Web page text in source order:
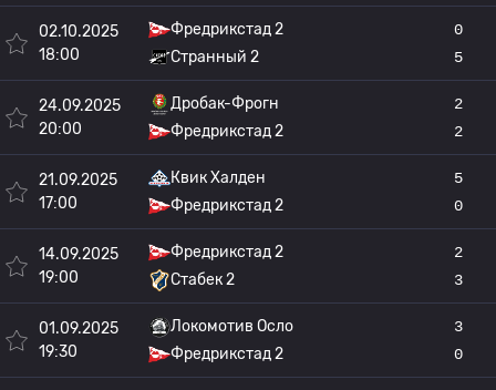
02.10.2025
18:00
Фредрикстад 2
Странный 2
0
5
24.09.2025
20:00
Дробак-Фрогн
Фредрикстад 2
2
2
21.09.2025
17:00
Квик Халден
Фредрикстад 2
5
0
14.09.2025
19:00
Фредрикстад 2
Стабек 2
2
3
01.09.2025
19:30
Локомотив Осло
Фредрикстад 2
3
0